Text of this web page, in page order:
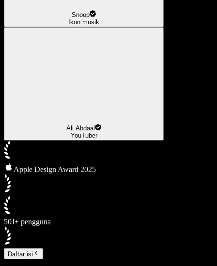
Snoop
Ikon musik
Ali Abdaal
YouTuber
Apple Design Award 2025
50J+ pengguna
Daftar isi